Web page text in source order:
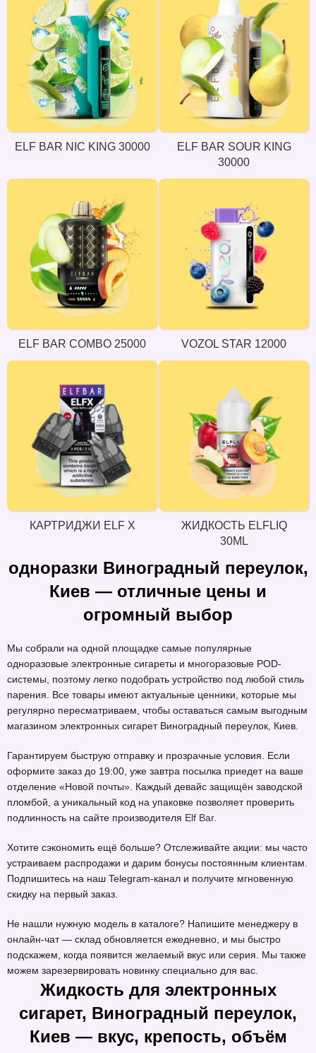
ELF BAR NIC KING 30000
ELF BAR SOUR KING
30000
ELF BAR COMBO 25000 VOZOL STAR 12000
КАРТРИДЖИ ELF X
ЖИДКОСТЬ ELFLIQ
30ML
одноразки Виноградный переулок,
Киев — отличные цены и
огромный выбор
Мы собрали на одной площадке самые популярные
одноразовые электронные сигареты и многоразовые POD-
системы, поэтому легко подобрать устройство под любой стиль
парения. Все товары имеют актуальные ценники, которые мы
регулярно пересматриваем, чтобы оставаться самым выгодным
магазином электронных сигарет Виноградный переулок, Киев.
Гарантируем быструю отправку и прозрачные условия. Если
оформите заказ до 19:00, уже завтра посылка приедет на ваше
отделение «Новой почты». Каждый девайс защищён заводской
пломбой, а уникальный код на упаковке позволяет проверить
подлинность на сайте производителя Elf Bar.
Хотите сэкономить ещё больше? Отслеживайте акции: мы часто
устраиваем распродажи и дарим бонусы постоянным клиентам.
Подпишитесь на наш Telegram-канал и получите мгновенную
скидку на первый заказ.
Не нашли нужную модель в каталоге? Напишите менеджеру в
онлайн-чат — склад обновляется ежедневно, и мы быстро
подскажем, когда появится желаемый вкус или серия. Мы также
можем зарезервировать новинку специально для вас.
Жидкость для электронных
сигарет, Виноградный переулок,
Киев — вкус, крепость, объём